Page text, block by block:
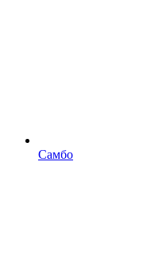
Самбо